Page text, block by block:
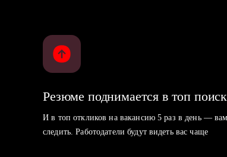
Резюме поднимается в топ
И в топ откликов на вакансию 5 раз в день —
следить. Работодатели будут видеть вас чаще